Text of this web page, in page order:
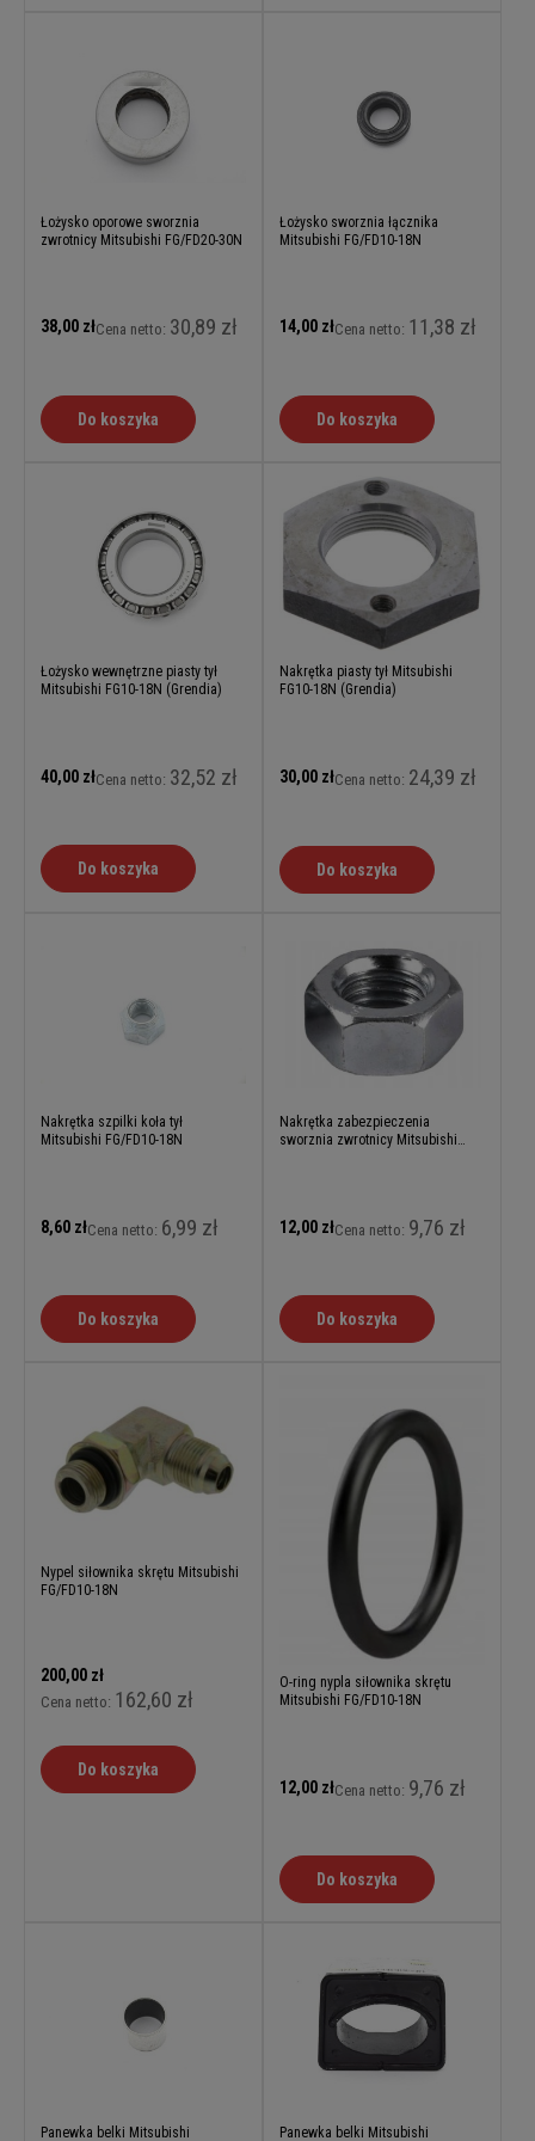
Łożysko oporowe sworznia
zwrotnicy Mitsubishi FG/FD20-30N
38,00 złCena netto: 30,89 zł
Do koszyka
Łożysko sworznia łącznika
Mitsubishi FG/FD10-18N
14,00 złCena netto: 11,38 zł
Do koszyka
Łożysko wewnętrzne piasty tył
Mitsubishi FG10-18N (Grendia)
40,00 złCena netto: 32,52 zł
Do koszyka
Nakrętka piasty tył Mitsubishi
FG10-18N (Grendia)
30,00 złCena netto: 24,39 zł
Do koszyka
Nakrętka szpilki koła tył
Mitsubishi FG/FD10-18N
8,60 złCena netto: 6,99 zł
Do koszyka
Nakrętka zabezpieczenia
sworznia zwrotnicy Mitsubishi
12,00 złCena netto: 9,76 zł
Do koszyka
Nypel siłownika skrętu Mitsubishi
FG/FD10-18N
200,00 zł
Cena netto: 162,60 zł
Do koszyka
O-ring nypla siłownika skrętu
Mitsubishi FG/FD10-18N
12,00 złCena netto: 9,76 zł
Do koszyka
Panewka belki Mitsubishi Panewka belki Mitsubishi